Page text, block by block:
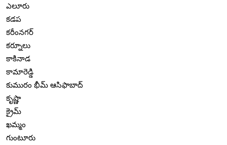
ఎలూరు
కడప
కరీంనగర్
కర్నూలు
కాకినాడ
కామారెడ్డి
కుమురం భీమ్ ఆసిఫాబాద్
కృష్ణా
క్రైమ్
ఖమ్మం
గుంటూరు